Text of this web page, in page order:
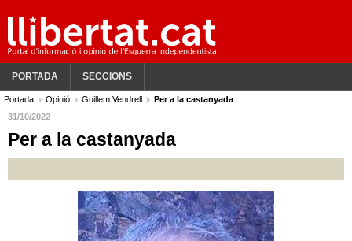
PORTADA SECCIONS
Portada Opinió Guillem Vendrell
Per a la castanyada
31/10/2022
Per a la castanyada